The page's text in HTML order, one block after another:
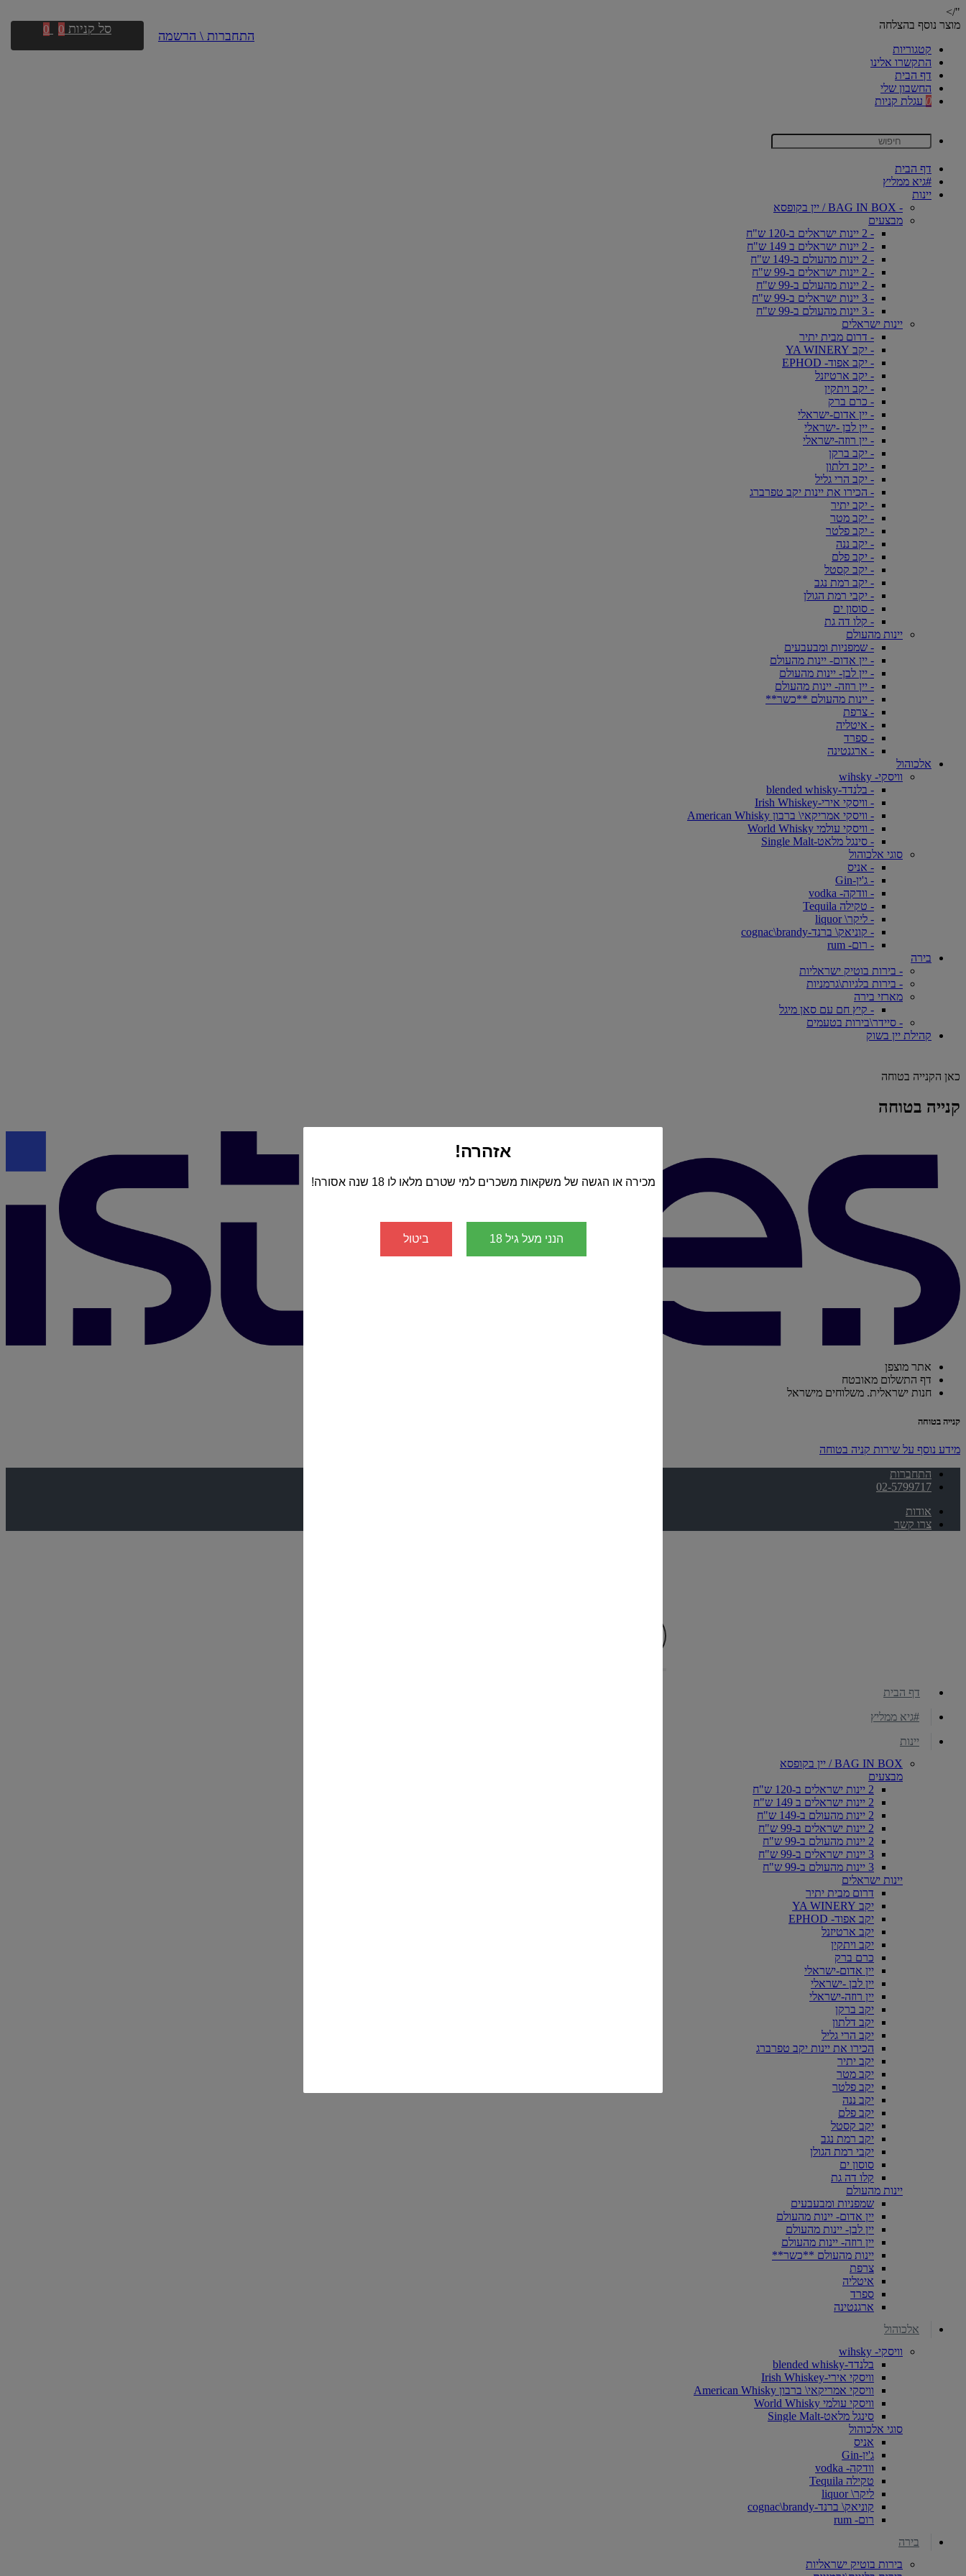
"/>
מוצר נוסף בהצלחה
קטגוריות
התקשרו אלינו
דף הבית
החשבון שלי
0 עגלת קניות
דף הבית
#גיא ממליץ
יינות
- BAG IN BOX / יין בקופסא
מבצעים
- 2 יינות ישראלים ב-120 ש"ח
- 2 יינות ישראלים ב 149 ש"ח
- 2 יינות מהעולם ב-149 ש"ח
- 2 יינות ישראלים ב-99 ש"ח
- 2 יינות מהעולם ב-99 ש"ח
- 3 יינות ישראלים ב-99 ש"ח
- 3 יינות מהעולם ב-99 ש"ח
יינות ישראלים
- דרום מבית יתיר
- יקב YA WINERY
- יקב אפוד- EPHOD
- יקב ארטיזנל
- יקב ויתקין
- כרם ברק
- יין אדום-ישראלי
- יין לבן -ישראלי
- יין רוזה-ישראלי
- יקב ברקן
- יקב דלתון
- יקב הרי גליל
- הכירו את יינות יקב טפרברג
- יקב יתיר
- יקב מטר
- יקב פלטר
- יקב ננה
- יקב פלם
- יקב קסטל
- יקב רמת נגב
- יקבי רמת הגולן
- סוסון ים
- קלו דה גת
יינות מהעולם
- שמפניות ומבעבעים
- יין אדום- יינות מהעולם
- יין לבן- יינות מהעולם
- יין רוזה- יינות מהעולם
- יינות מהעולם **כשר**
- צרפת
- איטליה
- ספרד
- ארגנטינה
אלכוהול
וויסקי- wihsky
- בלנדד-blended whisky
- וויסקי אירי-Irish Whiskey
- וויסקי אמריקאי\ ברבון American Whisky
- וויסקי עולמי World Whisky
- סינגל מלאט-Single Malt
סוגי אלכוהול
- אניס
- ג'ין-Gin
- וודקה- vodka
- טקילה Tequila
- ליקר\ liquor
- קוניאק\ ברנד-cognac\brandy
- רום- rum
בירה
- בירות בוטיק ישראליות
- בירות בלגיות\גרמניות
מארזי בירה
- קיץ חם עם סאן מיגל
- סיידר\בירות בטעמים
קהילת יין בשוק
כאן הקנייה בטוחה
קנייה בטוחה
אתר מוצפן
דף התשלום מאובטח
חנות ישראלית. משלוחים מישראל
קנייה בטוחה
מידע נוסף על שירות קניה בטוחה
התחברות
02-5799717
אודות
צרו קשר
התחברות \ הרשמה סל קניות 0
0
דף הבית
#גיא ממליץ
יינות
BAG IN BOX / יין בקופסא
מבצעים
2 יינות ישראלים ב-120 ש"ח
2 יינות ישראלים ב 149 ש"ח
2 יינות מהעולם ב-149 ש"ח
2 יינות ישראלים ב-99 ש"ח
2 יינות מהעולם ב-99 ש"ח
3 יינות ישראלים ב-99 ש"ח
3 יינות מהעולם ב-99 ש"ח
יינות ישראלים
דרום מבית יתיר
יקב YA WINERY
יקב אפוד- EPHOD
יקב ארטיזנל
יקב ויתקין
כרם ברק
יין אדום-ישראלי
יין לבן -ישראלי
יין רוזה-ישראלי
יקב ברקן
יקב דלתון
יקב הרי גליל
הכירו את יינות יקב טפרברג
יקב יתיר
יקב מטר
יקב פלטר
יקב ננה
יקב פלם
יקב קסטל
יקב רמת נגב
יקבי רמת הגולן
סוסון ים
קלו דה גת
יינות מהעולם
שמפניות ומבעבעים
יין אדום- יינות מהעולם
יין לבן- יינות מהעולם
יין רוזה- יינות מהעולם
יינות מהעולם **כשר**
צרפת
איטליה
ספרד
ארגנטינה
אלכוהול
וויסקי- wihsky
בלנדד-blended whisky
וויסקי אירי-Irish Whiskey
וויסקי אמריקאי\ ברבון American Whisky
וויסקי עולמי World Whisky
סינגל מלאט-Single Malt
סוגי אלכוהול
אניס
ג'ין-Gin
וודקה- vodka
טקילה Tequila
ליקר\ liquor
קוניאק\ ברנד-cognac\brandy
רום- rum
בירה
בירות בוטיק ישראליות
אזהרה!
מכירה או הגשה של משקאות משכרים למי שטרם מלאו לו 18 שנה אסורה!
הנני מעל גיל 18 ביטול